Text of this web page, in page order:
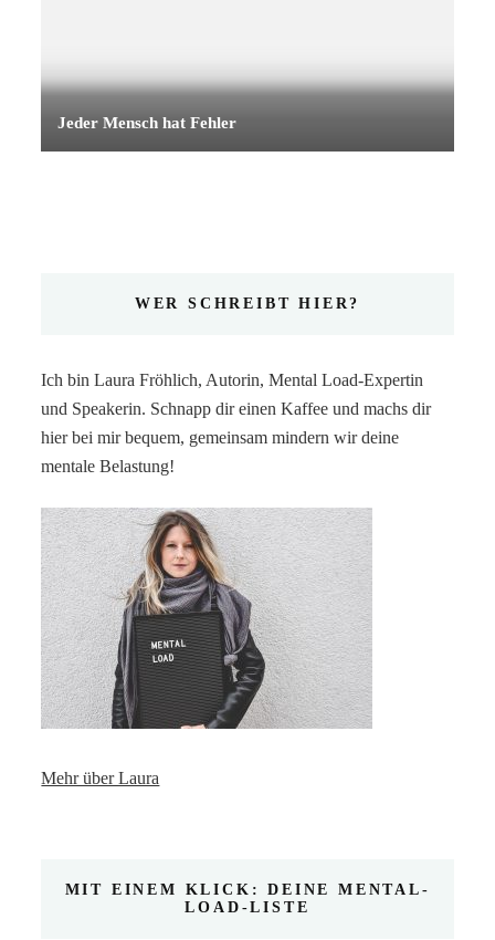
Jeder Mensch hat Fehler
WER SCHREIBT HIER?
Ich bin Laura Fröhlich, Autorin, Mental Load-Expertin
und Speakerin. Schnapp dir einen Kaffee und machs dir
hier bei mir bequem, gemeinsam mindern wir deine
mentale Belastung!
Mehr über Laura
MIT EINEM KLICK: DEINE MENTAL-
LOAD-LISTE